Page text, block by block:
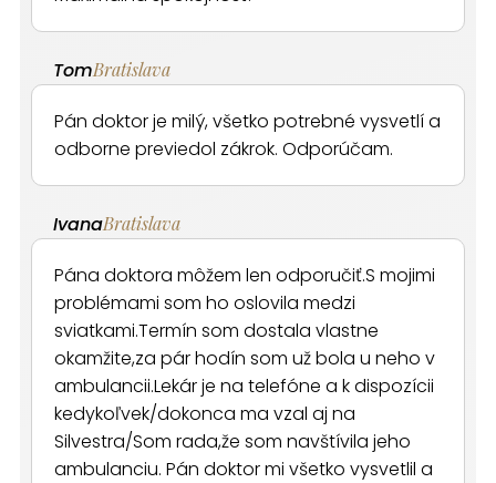
TomBratislava
Pán doktor je milý, všetko potrebné vysvetlí a
odborne previedol zákrok. Odporúčam.
IvanaBratislava
Pána doktora môžem len odporučiť.S mojimi
problémami som ho oslovila medzi
sviatkami.Termín som dostala vlastne
okamžite,za pár hodín som už bola u neho v
ambulancii.Lekár je na telefóne a k dispozícii
kedykoľvek/dokonca ma vzal aj na
Silvestra/Som rada,že som navštívila jeho
ambulanciu. Pán doktor mi všetko vysvetlil a